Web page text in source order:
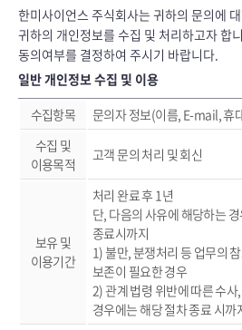
한미사이언스 주식회사는 귀하의 문의에
귀하의 개인정보를 수집 및 처리하고자 합
동의여부를 결정하여 주시기 바랍니다.
일반 개인정보 수집 및 이용
수집항목
문의자 정보(이름, E-mail, 휴
수집 및
이용목적
고객 문의 처리 및 회신
보유 및
이용기간
처리 완료 후 1년
단, 다음의 사유에 해당하는
종료시까지
1) 불만, 분쟁처리 등 업무의
보존이 필요한 경우
2) 관계 법령 위반에 따른 수사
경우에는 해당 절차 종료 시까